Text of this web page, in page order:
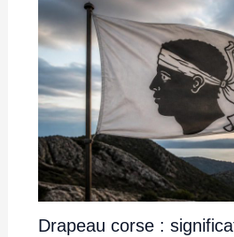
Drapeau corse :